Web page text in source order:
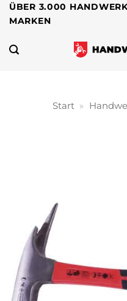
Zum
Inhalt
springen
ÜBER 3.000
MARKEN
Start »